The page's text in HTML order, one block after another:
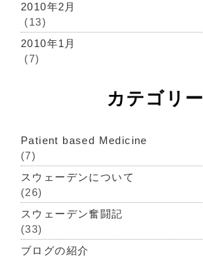
2010年2月
(13)
2010年1月
(7)
カテゴリー
Patient based Medicine
(7)
スウェーデンについて
(26)
スウェーデン奮闘記
(33)
ブログの紹介